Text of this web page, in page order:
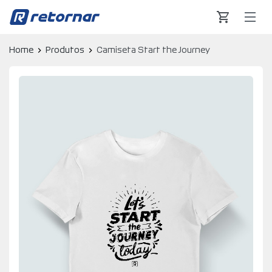
Home Produtos Camiseta Start the Journey